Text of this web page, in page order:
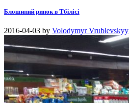
Блошиний ринок в Тбілісі
2016-04-03 by Volodymyr Vrublevskyy